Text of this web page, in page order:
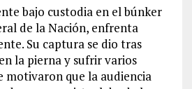
bajo custodia en el búnker
de la Nación, enfrenta
Su captura se dio tras
la pierna y sufrir varios
motivaron que la audiencia